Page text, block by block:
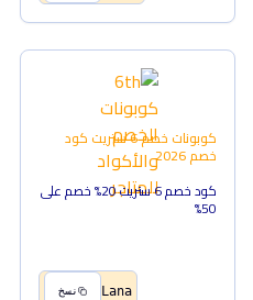
كوبونات خصم 6 ستريت كود
خصم2026
كود خصم 6 ستريت 20% خصم على
50%
Lana نسخ